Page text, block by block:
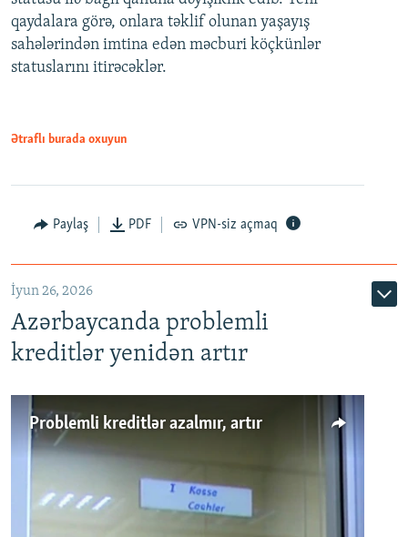
Auto 240p 360p 480p
720p 1080p
480p
720p
qaydalara görə, onlara təklif olunan yaşayış
sahələrindən imtina edən məcburi köçkünlər
statuslarını itirəcəklər.
Ətraflı burada oxuyun
Paylaş PDF VPN-siz açmaq
İyun 26, 2026
Azərbaycanda problemli
kreditlər yenidən artır
Problemli kreditlər azalmır, artır